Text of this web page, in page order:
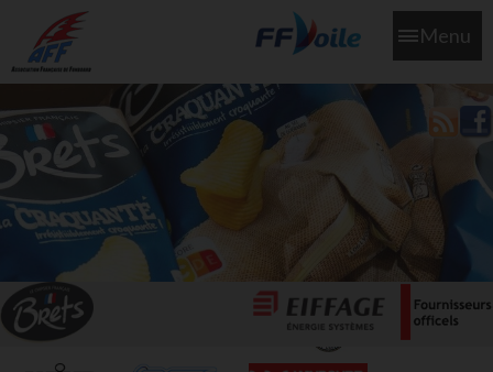
Menu
L'aff soutient les SNS253 et SNS604 qui veillent sur nous pour
que l'eau salée n'ait jamais le goût des larmes